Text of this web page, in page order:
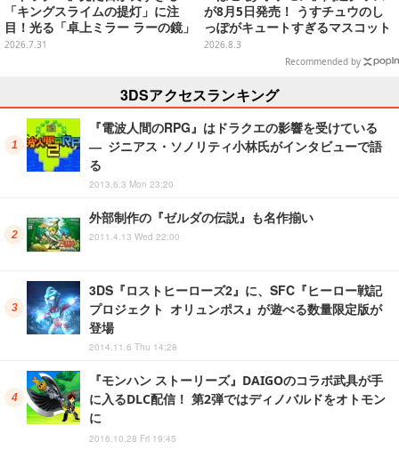
「キングスライムの提灯」に注
目！光る「卓上ミラー ラーの鏡」
ほか6プライズが8月順次展開
2026.7.31
が8月5日発売！ うすチュウのし
っぽがキュートすぎるマスコット
など、まとめてご紹介
2026.8.3
Recommended by
3DSアクセスランキング
『電波人間のRPG』はドラクエの影響を受けている
― ジニアス・ソノリティ小林氏がインタビューで語
る
2013.6.3 Mon 23:20
外部制作の『ゼルダの伝説』も名作揃い
2011.4.13 Wed 22:00
3DS『ロストヒーローズ2』に、SFC『ヒーロー戦記
プロジェクト オリュンポス』が遊べる数量限定版が
登場
2014.11.6 Thu 14:28
『モンハン ストーリーズ』DAIGOのコラボ武具が手
に入るDLC配信！ 第2弾ではディノバルドをオトモン
に
2016.10.28 Fri 19:45